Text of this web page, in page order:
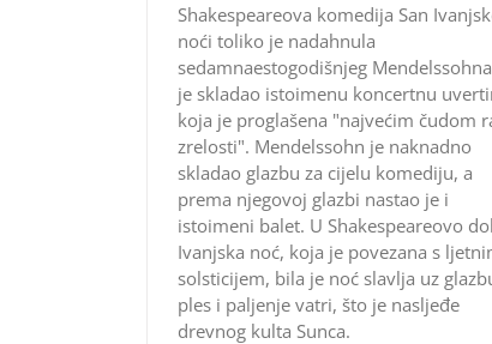
Shakespeareova komedija San
noći toliko je nadahnula
sedamnaestogodišnjeg
je skladao istoimenu koncertnu
koja je proglašena "najvećim čudom
zrelosti". Mendelssohn je naknadno
skladao glazbu za cijelu komediju, a
prema njegovoj glazbi nastao je i
istoimeni balet. U Shakespeareovo
Ivanjska noć, koja je povezana s
solsticijem, bila je noć slavlja uz
ples i paljenje vatri, što je nasljeđe
drevnog kulta Sunca.